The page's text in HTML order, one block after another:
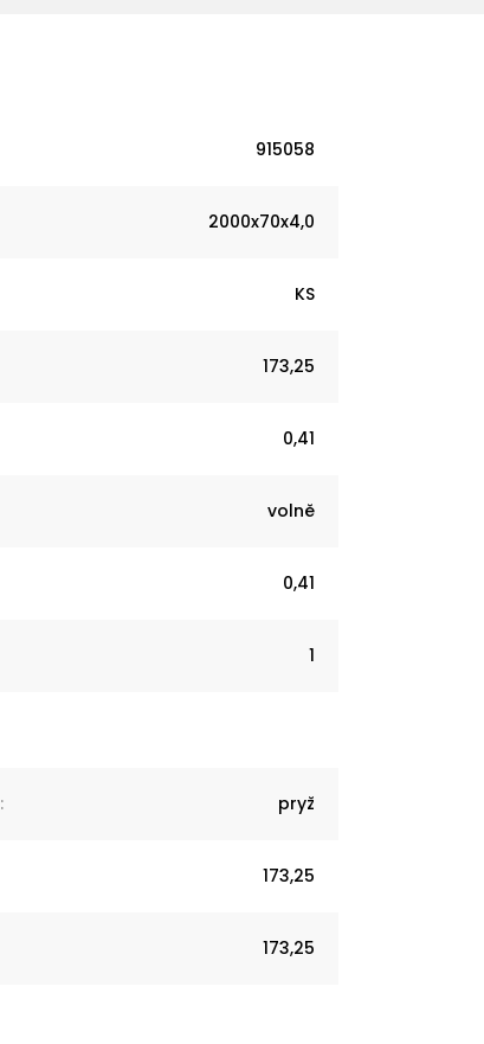
915058
2000x70x4,0
KS
173,25
0,41
volně
0,41
1
: pryž
173,25
173,25